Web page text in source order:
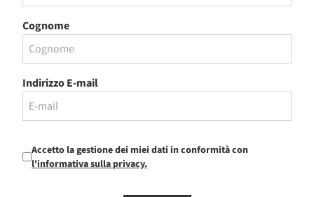
Cognome
Indirizzo E-mail
Accetto la gestione dei miei dati in conformità con
l'informativa sulla privacy.